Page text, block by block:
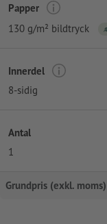
Papper
130 g/m² bildtryck
Innerdel
8-sidig
Antal
1
Grundpris (exkl. moms)